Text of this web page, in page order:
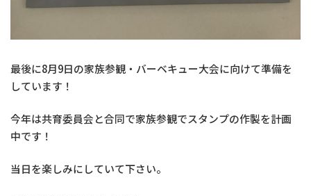
最後に8月9日の家族参観・バーベキュー大会に向けて準備を
しています！
今年は共育委員会と合同で家族参観でスタンプの作製を計画
中です！
当日を楽しみにしていて下さい。